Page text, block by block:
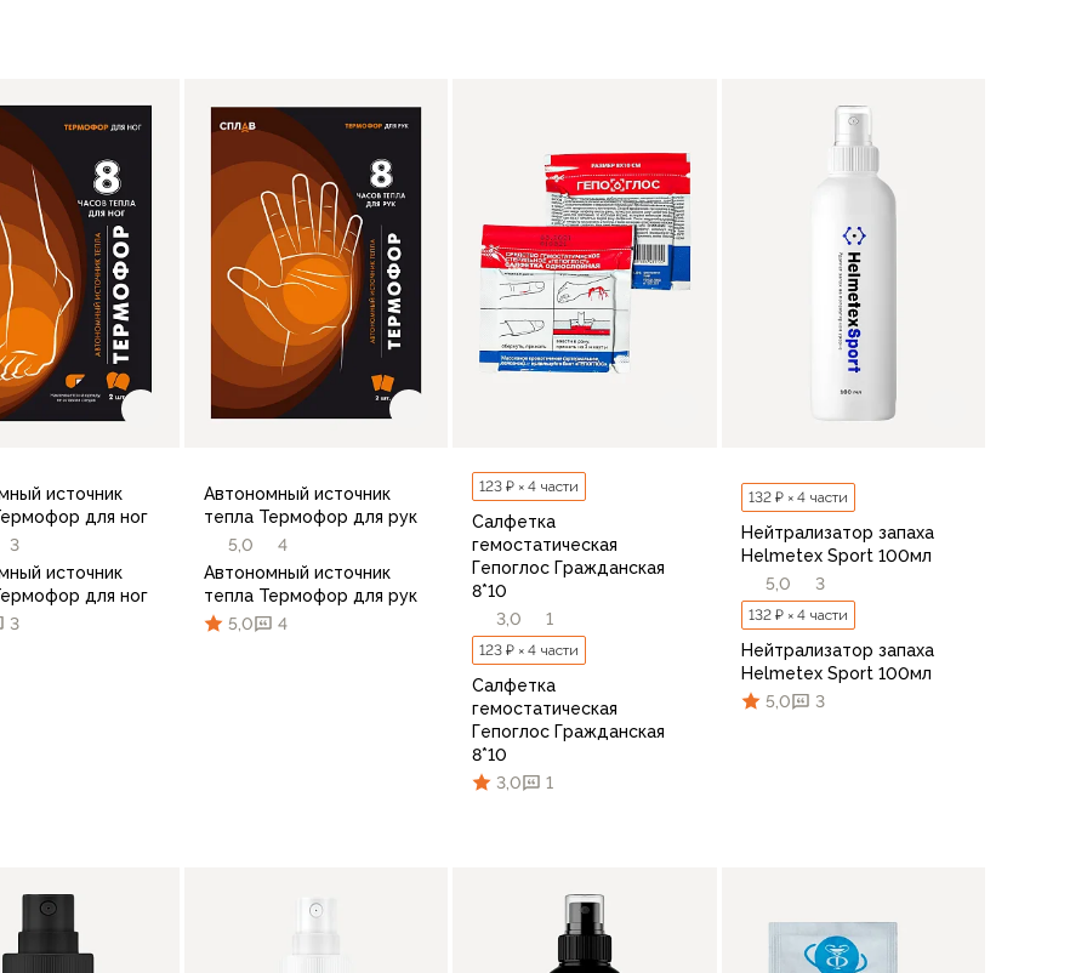
корзину
по 10 шт.
В корзину
В корзину
по 10 шт.
источник
для ног
3
источник
для ног
3
Автономный источник
тепла Термофор для рук
5,0
4
Автономный источник
тепла Термофор для рук
5,0
4
123 ₽ × 4 части
Салфетка
гемостатическая
Гепоглос Гражданская
8*10
3,0
1
123 ₽ × 4 части
Салфетка
гемостатическая
Гепоглос Гражданская
8*10
3,0
1
В корзину
132 ₽ × 4 части
Нейтрализатор запаха
Helmetex Sport 100мл
5,0
3
132 ₽ × 4 части
Нейтрализатор запаха
Helmetex Sport 100мл
5,0
3